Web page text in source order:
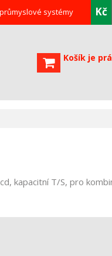
Kč
průmyslové systémy
Košík je
kapacitní T/S, pro